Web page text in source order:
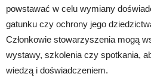
powstawać w celu wymiany
gatunku czy ochrony jego
Członkowie stowarzyszenia mogą
wystawy, szkolenia czy spotkania,
wiedzą i doświadczeniem.